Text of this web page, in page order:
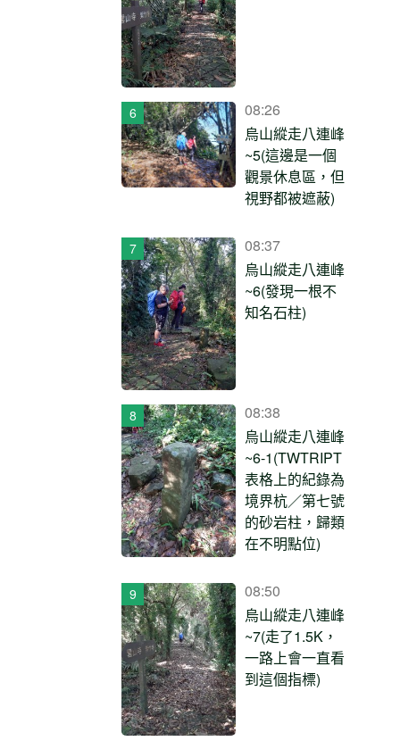
08:26
烏山縱走八連峰
~5(這邊是一個
觀景休息區，但
視野都被遮蔽)
08:37
烏山縱走八連峰
~6(發現一根不
知名石柱)
08:38
烏山縱走八連峰
~6-1(TWTRIPT
表格上的紀錄為
境界杭／第七號
的砂岩柱，歸類
在不明點位)
08:50
烏山縱走八連峰
~7(走了1.5K，
一路上會一直看
到這個指標)